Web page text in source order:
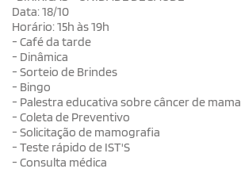
Data: 18/10
Horário: 15h às 19h
- Café da tarde
- Dinâmica
- Sorteio de Brindes
- Bingo
- Palestra educativa sobre câncer de mama
- Coleta de Preventivo
- Solicitação de mamografia
- Teste rápido de IST'S
- Consulta médica